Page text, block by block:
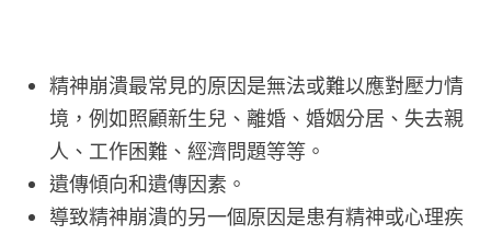
精神崩潰最常見的原因是無法或難以應對壓力情
境，例如照顧新生兒、離婚、婚姻分居、失去親
人、工作困難、經濟問題等等。
遺傳傾向和遺傳因素。
導致精神崩潰的另一個原因是患有精神或心理疾